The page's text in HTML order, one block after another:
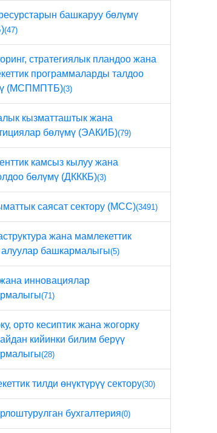
башкаруу бөлүмү
(47)
стратегиялык пландоо жана
программаларды талдоо
(МСПМПТБ)(3)
кызматташтык жана
бөлүмү (ЭАКИБ)(79)
камсыз кылуу жана
бөлүмү (ДКККБ)(3)
саясат сектору (МСС)(3491)
жана мамлекеттик
башкармалыгы(5)
инновациялар
(71)
орто кесиптик жана жогорку
кийинки билим берүү
(28)
тилди өнүктүрүү сектору(30)
бухгалтерия(0)